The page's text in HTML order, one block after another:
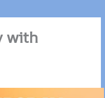
with